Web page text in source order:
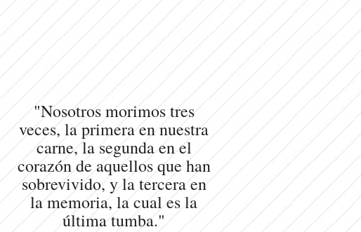
"Nosotros morimos tres
veces, la primera en nuestra
carne, la segunda en el
corazón de aquellos que han
sobrevivido, y la tercera en
la memoria, la cual es la
última tumba."